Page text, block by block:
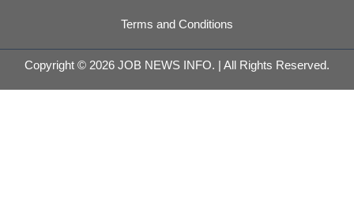
Terms and Conditions
Copyright © 2026 JOB NEWS INFO. | All Rights Reserved.